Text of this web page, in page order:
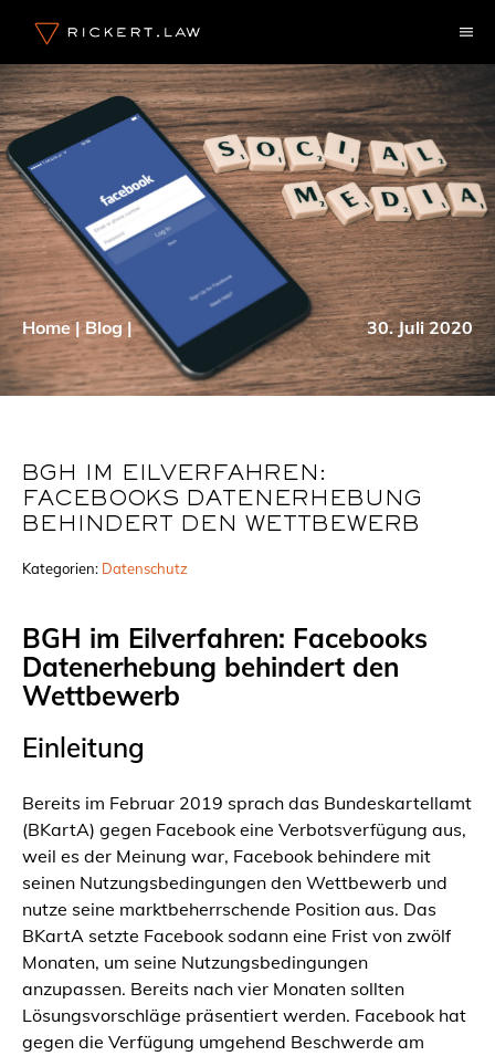
Inhalt
springen
Home|Blog| 30. Juli 2020
BGH IM EILVERFAHREN:
FACEBOOKS DATENERHEBUNG
BEHINDERT DEN WETTBEWERB
Kategorien: Datenschutz
BGH im Eilverfahren: Facebooks
Datenerhebung behindert den
Wettbewerb
Einleitung
Bereits im Februar 2019 sprach das Bundeskartellamt
(BKartA) gegen Facebook eine Verbotsverfügung aus,
weil es der Meinung war, Facebook behindere mit
seinen Nutzungsbedingungen den Wettbewerb und
nutze seine marktbeherrschende Position aus. Das
BKartA setzte Facebook sodann eine Frist von zwölf
Monaten, um seine Nutzungsbedingungen
anzupassen. Bereits nach vier Monaten sollten
Lösungsvorschläge präsentiert werden. Facebook hat
gegen die Verfügung umgehend Beschwerde am